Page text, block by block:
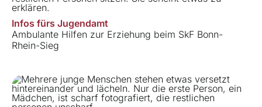
Infos fürs Jugendamt
Ambulante Hilfen zur Erziehung beim SkF Bonn-
Rhein-Sieg